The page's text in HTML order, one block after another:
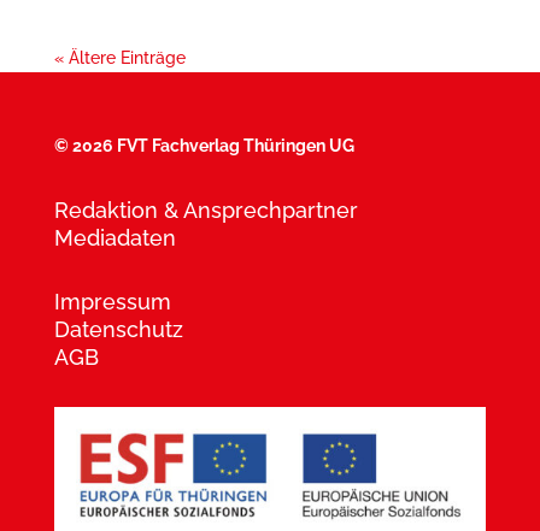
« Ältere Einträge
©2026 FVT Fachverlag Thüringen UG
Redaktion & Ansprechpartner
Mediadaten
Impressum
Datenschutz
AGB